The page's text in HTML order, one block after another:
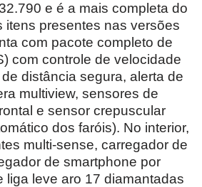
e é a mais completa do
itens presentes nas versões
com pacote completo de
com controle de velocidade
distância segura, alerta de
multiview, sensores de
e sensor crepuscular
dos faróis). No interior,
multi-sense, carregador de
de smartphone por
liga leve aro 17 diamantadas